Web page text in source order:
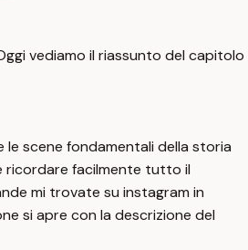
vediamo il riassunto del capitolo
le scene fondamentali della storia
ricordare facilmente tutto il
mi trovate su instagram in
si apre con la descrizione del